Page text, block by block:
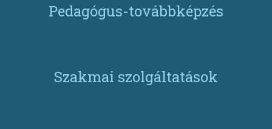
Pedagógus-továbbképzés
Szakmai szolgáltatások